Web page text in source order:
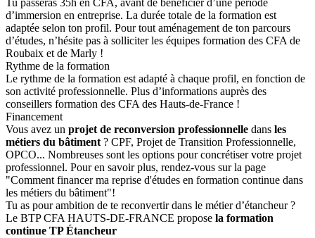
Tu passeras 35h en CFA, avant de bénéficier d’une période
d’immersion en entreprise. La durée totale de la formation est
adaptée selon ton profil. Pour tout aménagement de ton parcours
d’études, n’hésite pas à solliciter les équipes formation des CFA de
Roubaix et de Marly !
Rythme de la formation
Le rythme de la formation est adapté à chaque profil, en fonction de
son activité professionnelle. Plus d’informations auprès des
conseillers formation des CFA des Hauts-de-France !
Financement
Vous avez un projet de reconversion professionnelle dans les
métiers du bâtiment ? CPF, Projet de Transition Professionnelle,
OPCO... Nombreuses sont les options pour concrétiser votre projet
professionnel. Pour en savoir plus, rendez-vous sur la page
"Comment financer ma reprise d'études en formation continue dans
les métiers du bâtiment"!
Tu as pour ambition de te reconvertir dans le métier d’étancheur ?
Le BTP CFA HAUTS-DE-FRANCE propose la formation
continue TP Étancheur